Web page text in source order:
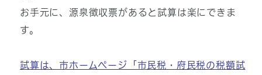
お手元に、源泉徴収票があると試算は楽にできま
す。
試算は、市ホームページ「市民税・府民税の税額試